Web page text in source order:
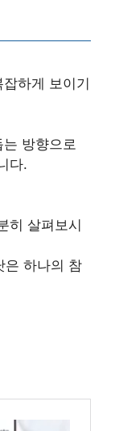
하게 보이기
방향으로
다.
히 살펴보시
은 하나의 참